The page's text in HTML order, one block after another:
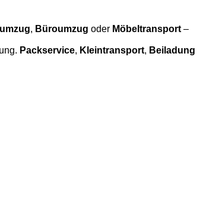
, Büroumzug oder Möbeltransport –
Packservice, Kleintransport, Beiladung